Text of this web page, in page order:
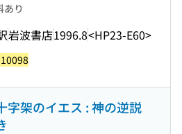
あり
岩波書店1996.8<HP23-E60>
字架のイエス : 神の逆説